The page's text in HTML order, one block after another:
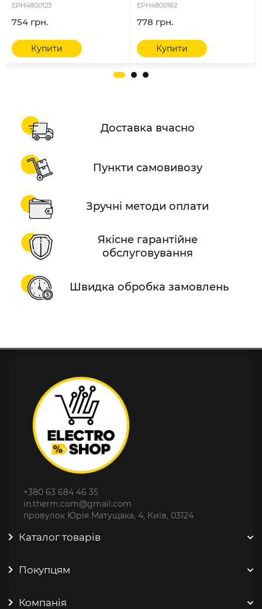
EPH4800123
754 грн.
Купити
EPH4800162
778 грн.
Купити
Доставка вчасно
Пункти самовивозу
Зручні методи оплати
Якісне гарантійне
обслуговування
Швидка обробка замовлень
+380 63 684 46 35
in.therm.com@gmail.com
провулок Юрія Матущака, 4, Київ, 03124
Каталог товарів
Покупцям
Компанія